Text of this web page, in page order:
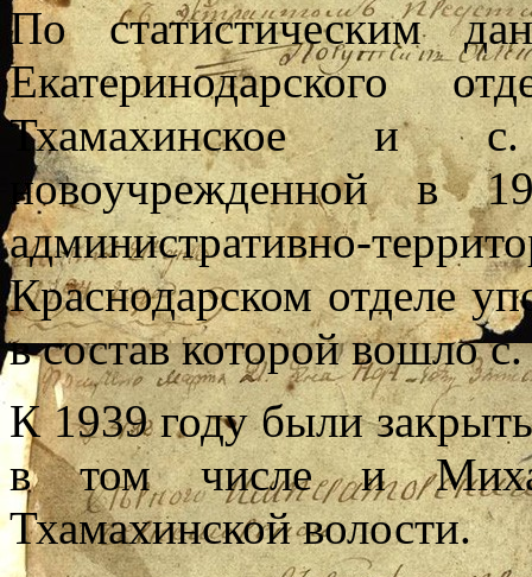
По статистическим
Екатеринодарского
Тхамахинское и с.
новоучрежденной в
административно-
Краснодарском отделе
в состав которой вошло
К 1939 году были
в том числе и
Тхамахинской волости.